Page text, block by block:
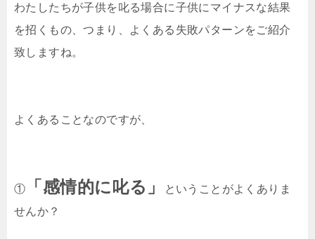
わたしたちが子供を叱る場合に子供にマイナスな結果
を招くもの、つまり、よくある失敗パターンをご紹介
致しますね。
よくあることなのですが、
① 「感情的に叱る」
ということがよくありま
せんか？